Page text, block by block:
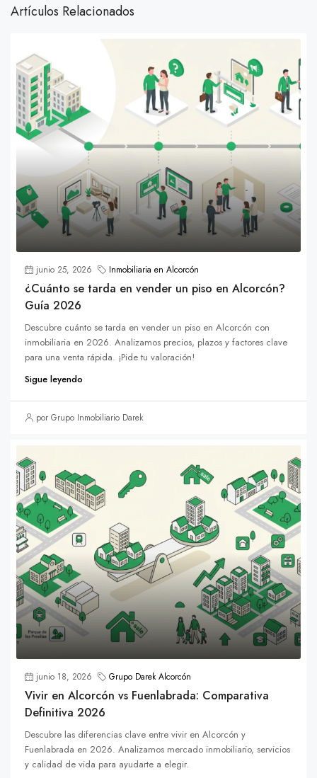
Artículos Relacionados
junio 25, 2026 Inmobiliaria en Alcorcón
¿Cuánto se tarda en vender un piso en Alcorcón?
Guía 2026
Descubre cuánto se tarda en vender un piso en Alcorcón con
inmobiliaria en 2026. Analizamos precios, plazos y factores clave
para una venta rápida. ¡Pide tu valoración!
Sigue leyendo
por Grupo Inmobiliario Darek
junio 18, 2026 Grupo Darek Alcorcón
Vivir en Alcorcón vs Fuenlabrada: Comparativa
Definitiva 2026
Descubre las diferencias clave entre vivir en Alcorcón y
Fuenlabrada en 2026. Analizamos mercado inmobiliario, servicios
y calidad de vida para ayudarte a elegir.